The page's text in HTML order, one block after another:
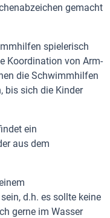
gemacht
spielerisch
Koordination von Arm-
die Schwimmhilfen
bis sich die Kinder
ein
aus dem
d.h. es sollte keine
gerne im Wasser